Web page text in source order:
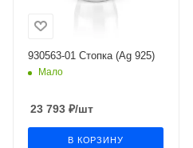
930563-01 Стопка (Ag 925)
Мало
23 793 ₽/шт
В КОРЗИНУ